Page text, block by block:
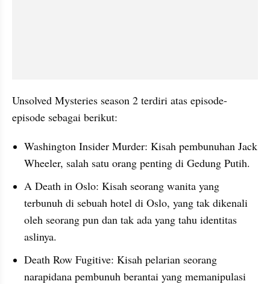
Unsolved Mysteries season 2 terdiri atas episode-
episode sebagai berikut:
Washington Insider Murder: Kisah pembunuhan Jack
Wheeler, salah satu orang penting di Gedung Putih.
A Death in Oslo: Kisah seorang wanita yang
terbunuh di sebuah hotel di Oslo, yang tak dikenali
oleh seorang pun dan tak ada yang tahu identitas
aslinya.
Death Row Fugitive: Kisah pelarian seorang
narapidana pembunuh berantai yang memanipulasi